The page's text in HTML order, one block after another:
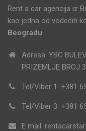
Rent a car agencija iz
kao jedna od vodećih
Beogradu.
Adresa: YBC
PRIZEMLJE BROJ 3
Tel/Viber 1: +381
Tel/Viber 3: +381
E mail: